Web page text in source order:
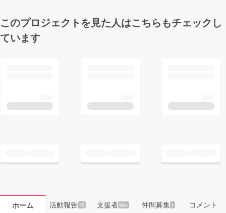
このプロジェクトを見た人はこちらもチェックし
ています
ホーム 活動報告15 支援者99+ 仲間募集 1 コメント